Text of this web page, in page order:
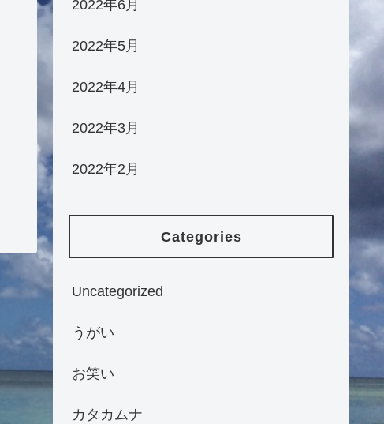
2022年6月
2022年5月
2022年4月
2022年3月
2022年2月
Categories
Uncategorized
うがい
お笑い
カタカムナ